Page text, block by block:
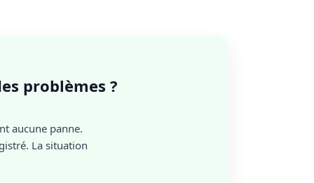
problèmes ?
aucune panne.
La situation